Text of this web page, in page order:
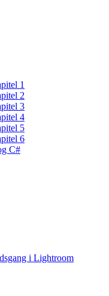
1
2
3
4
5
6
C#
i Lightroom